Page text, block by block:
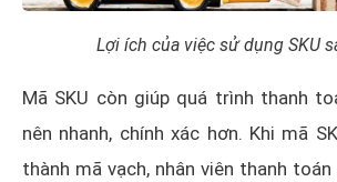
Lợi ích của việc sử dụng SKU
Mã SKU còn giúp quá trình thanh
nên nhanh, chính xác hơn. Khi mã
thành mã vạch, nhân viên thanh